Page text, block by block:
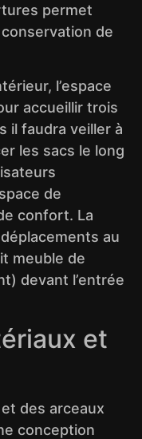
permet
conservation de
l’espace
accueillir trois
il faudra veiller à
les sacs le long
de
confort. La
au
meuble de
devant l’entrée
et
des arceaux
conception